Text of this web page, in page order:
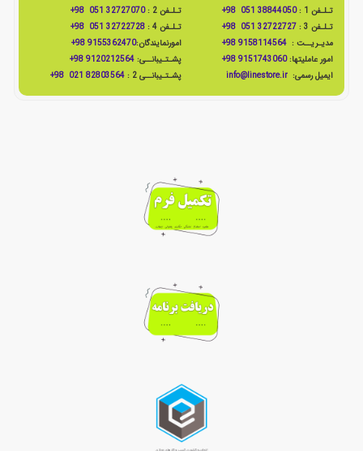
تـلـفن 1 : 38844050 051 98+ تـلـفن 2 :
32727070 051 98+
تـلـفن 3 :
32722727 051 98+ تـلـفن 4 :
32722728 051 98+
مدیـریــت :9158114564 98+ امورنمایندگان:9155362470 98+
امور عاملیتها:9151743060 98+ پشـتـیبانــی: 9120212564 98+
ایمیل رسمی: info@linestore.ir پشـتـیبانــی 2 : 82803564 021 98+